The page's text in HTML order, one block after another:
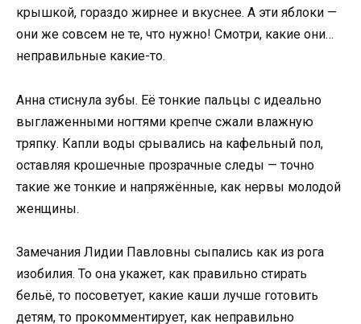
крышкой, гораздо жирнее и вкуснее. А эти яблоки —
они же совсем не те, что нужно! Смотри, какие они…
неправильные какие-то.
Анна стиснула зубы. Её тонкие пальцы с идеально
выглаженными ногтями крепче сжали влажную
тряпку. Капли воды срывались на кафельный пол,
оставляя крошечные прозрачные следы — точно
такие же тонкие и напряжённые, как нервы молодой
женщины.
Замечания Лидии Павловны сыпались как из рога
изобилия. То она укажет, как правильно стирать
бельё, то посоветует, какие каши лучше готовить
детям, то прокомментирует, как неправильно